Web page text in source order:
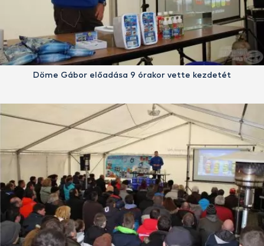
Döme Gábor előadása 9 órakor vette kezdetét